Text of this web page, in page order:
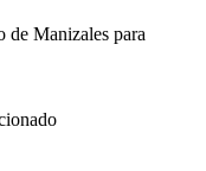
Manizales para